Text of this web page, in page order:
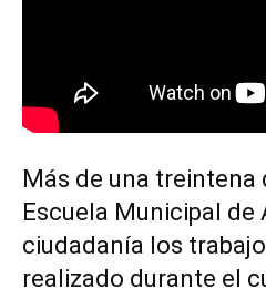
Más de una treintena
Escuela Municipal de
ciudadanía los
realizado durante el